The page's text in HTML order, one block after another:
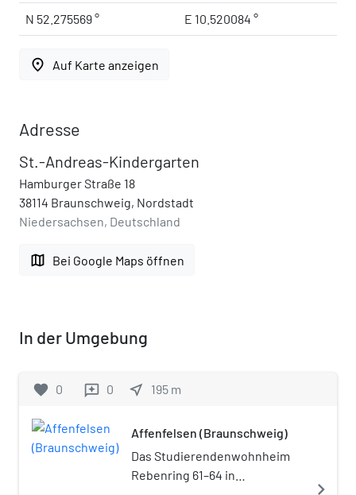
N 52.275569 ° E 10.520084 °
place Auf Karte anzeigen
Adresse
St.-Andreas-Kindergarten
Hamburger Straße 18
38114 Braunschweig, Nordstadt
Niedersachsen, Deutschland
map Bei Google Maps öffnen
In der Umgebung
favorite 0 reviews 0 near_me 195 m
Affenfelsen (Braunschweig)
Das Studierendenwohnheim
Rebenring 61–64 in
navigate_next